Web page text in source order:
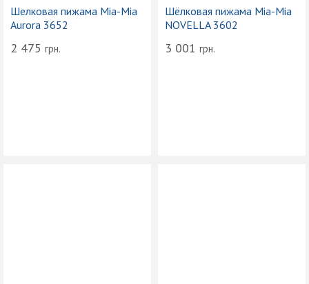
Шелковая пижама Mia-Mia
Aurora 3652
2 475 грн.
Шёлковая пижама Mia-Mia
NOVELLA 3602
3 001 грн.